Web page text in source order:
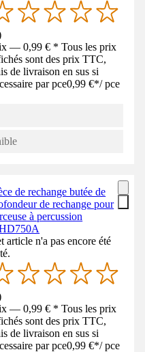
— 0,99 € * Tous les prix
sont des prix TTC,
de livraison en sus si
par pce0,99 €*/ pce
de rechange butée de
de rechange pour
à percussion
article n'a pas encore été
— 0,99 € * Tous les prix
sont des prix TTC,
de livraison en sus si
par pce0,99 €*/ pce